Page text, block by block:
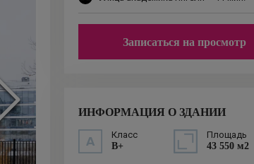
Записаться на просмотр
ИНФОРМАЦИЯ О ЗДАНИИ
Класс
B+
Площадь
43 550 м2